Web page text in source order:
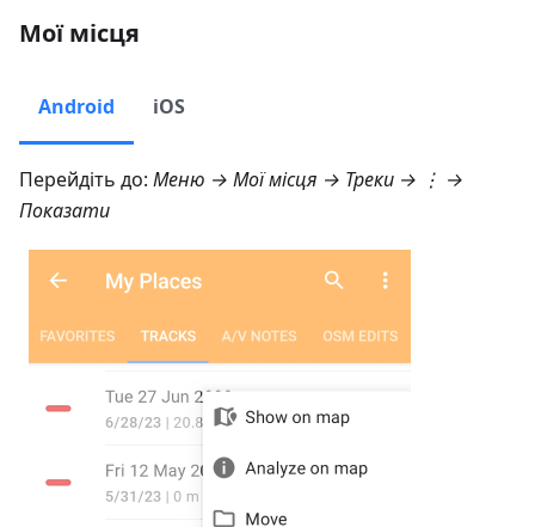
Мої місця
Android iOS
Перейдіть до: Меню → Мої місця → Треки → ⋮ →
Показати